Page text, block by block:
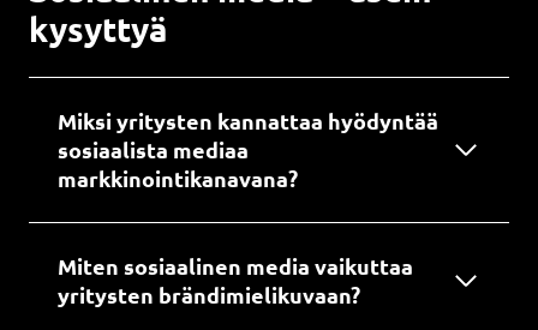
kysyttyä
Miksi yritysten kannattaa hyödyntää
sosiaalista mediaa
markkinointikanavana?
Miten sosiaalinen media vaikuttaa
yritysten brändimielikuvaan?